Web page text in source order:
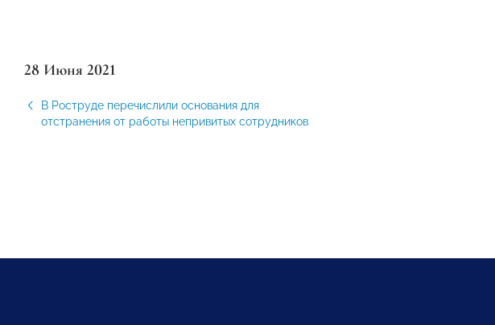
28 Июня 2021
В Роструде перечислили основания для
отстранения от работы непривитых сотрудников